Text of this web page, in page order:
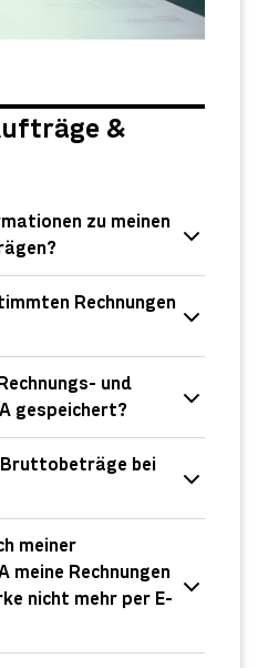
&
zu meinen
Rechnungen
und
gespeichert?
Bruttobeträge bei
meiner
meine Rechnungen
nicht mehr per E-